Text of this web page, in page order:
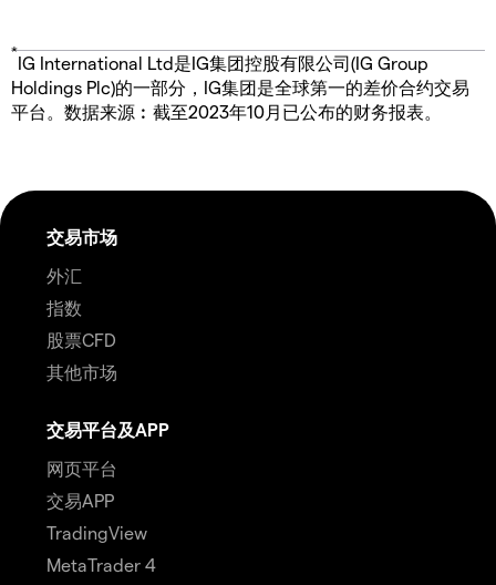
*
IG International Ltd是IG集团控股有限公司(IG Group
Holdings Plc)的一部分，IG集团是全球第一的差价合约交易
平台。数据来源︰截至2023年10月已公布的财务报表。
交易市场
外汇
指数
股票CFD
其他市场
交易平台及APP
网页平台
交易APP
TradingView
MetaTrader 4